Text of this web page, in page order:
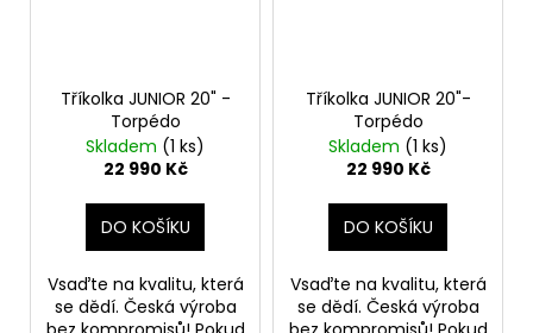
Tříkolka JUNIOR 20" -
Torpédo
Skladem (1 ks)
22 990 Kč
DO KOŠÍKU
Vsaďte na kvalitu, která
se dědí. Česká výroba
Tříkolka JUNIOR 20"-
Torpédo
Skladem (1 ks)
22 990 Kč
DO KOŠÍKU
Vsaďte na kvalitu, která
se dědí. Česká výroba